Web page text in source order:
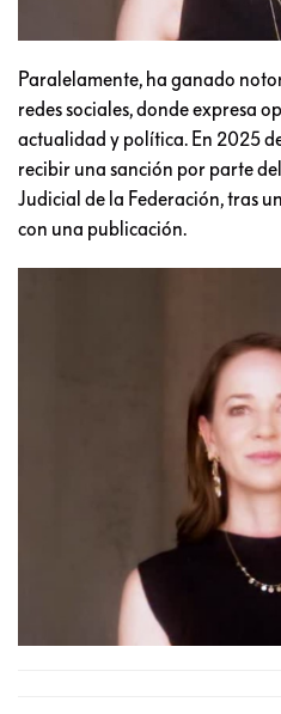
Paralelamente, ha ganado
redes sociales, donde expresa
actualidad y política. En 2025
recibir una sanción por parte
Judicial de la Federación, tras
con una publicación.